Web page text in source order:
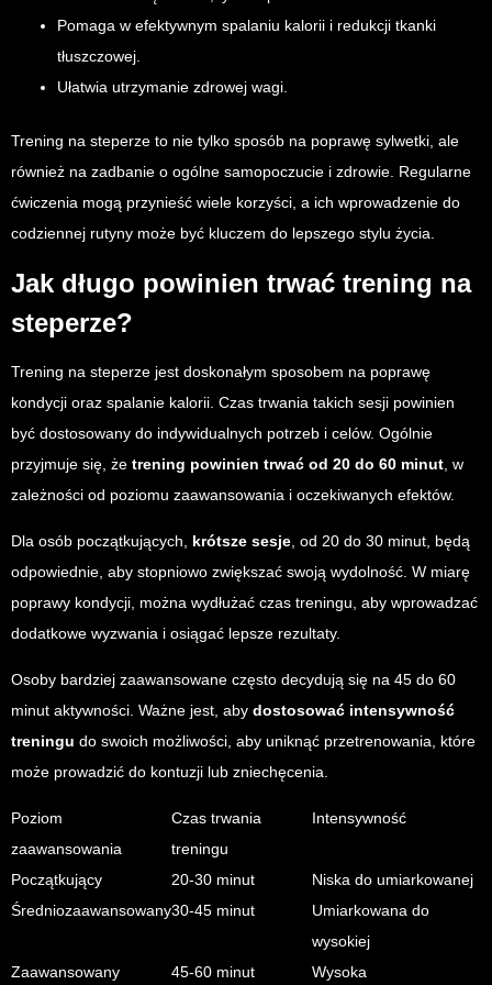
Pomaga w efektywnym spalaniu kalorii i redukcji tkanki
tłuszczowej.
Ułatwia utrzymanie zdrowej wagi.
Trening na steperze to nie tylko sposób na poprawę sylwetki, ale
również na zadbanie o ogólne samopoczucie i zdrowie. Regularne
ćwiczenia mogą przynieść wiele korzyści, a ich wprowadzenie do
codziennej rutyny może być kluczem do lepszego stylu życia.
Jak długo powinien trwać trening na
steperze?
Trening na steperze jest doskonałym sposobem na poprawę
kondycji oraz spalanie kalorii. Czas trwania takich sesji powinien
być dostosowany do indywidualnych potrzeb i celów. Ogólnie
przyjmuje się, że trening powinien trwać od 20 do 60 minut , w
zależności od poziomu zaawansowania i oczekiwanych efektów.
Dla osób początkujących, krótsze sesje , od 20 do 30 minut, będą
odpowiednie, aby stopniowo zwiększać swoją wydolność. W miarę
poprawy kondycji, można wydłużać czas treningu, aby wprowadzać
dodatkowe wyzwania i osiągać lepsze rezultaty.
Osoby bardziej zaawansowane często decydują się na 45 do 60
minut aktywności. Ważne jest, aby dostosować intensywność
treningu do swoich możliwości, aby uniknąć przetrenowania, które
może prowadzić do kontuzji lub zniechęcenia.
Poziom
zaawansowania
Czas trwania
treningu
Intensywność
Początkujący 20-30 minut
Niska do umiarkowanej
Średniozaawansowany30-45 minut
Umiarkowana do
wysokiej
Zaawansowany
45-60 minut Wysoka